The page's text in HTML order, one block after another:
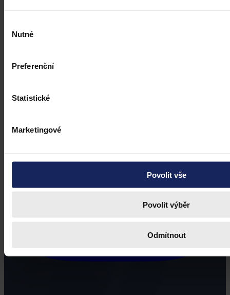
souhlasu
Nutné
Preferenční
Statistické
Marketingové
Povolit vše
Povolit výběr
Odmítnout